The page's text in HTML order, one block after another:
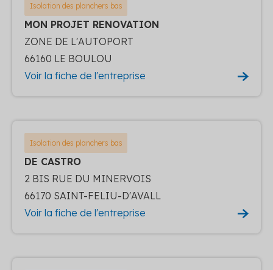
Isolation des planchers bas
MON PROJET RENOVATION
ZONE DE L'AUTOPORT
66160 LE BOULOU
Voir la fiche de l'entreprise
Isolation des planchers bas
DE CASTRO
2 BIS RUE DU MINERVOIS
66170 SAINT-FELIU-D'AVALL
Voir la fiche de l'entreprise